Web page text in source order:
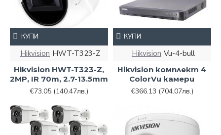
Hikvision HWT-T323-Z
Hikvision HWT-T323-Z,
2MP, IR 70m, 2.7-13.5mm
€73.05 (140.47лв.)
КУПИ
Hikvision Vu-4-bull
Hikvision комплект 4
ColorVu камери
€366.13 (704.07лв.)
КУПИ